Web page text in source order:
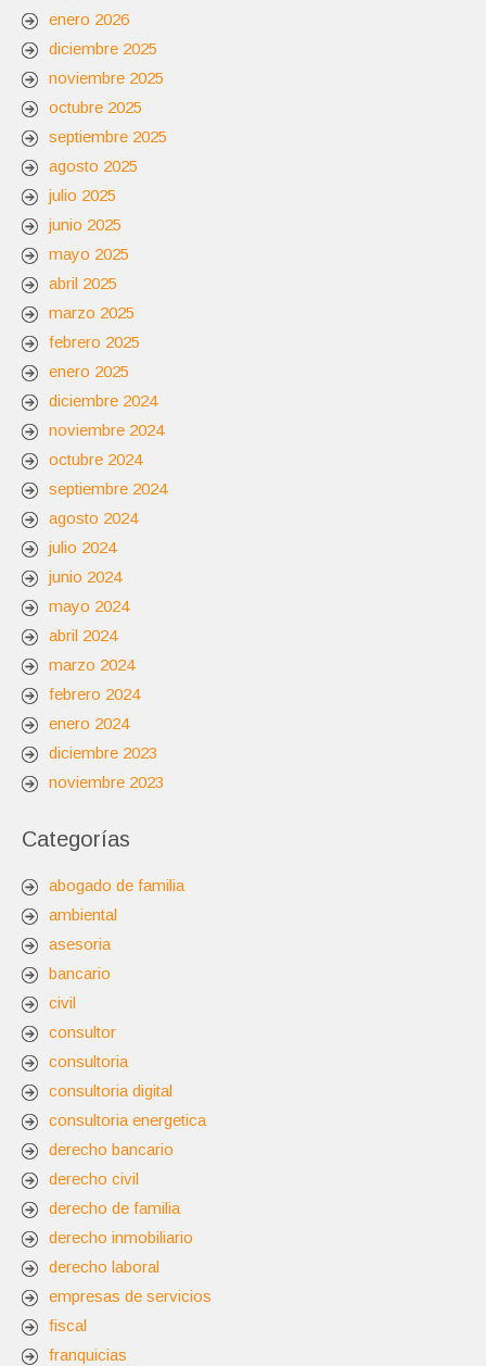
enero 2026
diciembre 2025
noviembre 2025
octubre 2025
septiembre 2025
agosto 2025
julio 2025
junio 2025
mayo 2025
abril 2025
marzo 2025
febrero 2025
enero 2025
diciembre 2024
noviembre 2024
octubre 2024
septiembre 2024
agosto 2024
julio 2024
junio 2024
mayo 2024
abril 2024
marzo 2024
febrero 2024
enero 2024
diciembre 2023
noviembre 2023
Categorías
abogado de familia
ambiental
asesoria
bancario
civil
consultor
consultoria
consultoria digital
consultoria energetica
derecho bancario
derecho civil
derecho de familia
derecho inmobiliario
derecho laboral
empresas de servicios
fiscal
franquicias